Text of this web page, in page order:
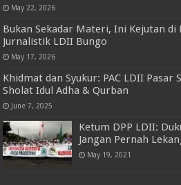
May 22, 2026
Bukan Sekadar Materi, Ini Kejutan di
Jurnalistik LDII Bungo
May 17, 2026
Khidmat dan Syukur: PAC LDII Pasar
Sholat Idul Adha & Qurban
June 7, 2025
Ketum DPP LDII:
Jangan Pernah
May 19, 2021